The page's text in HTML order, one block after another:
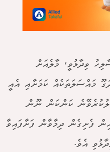
ވިދާޅުވީ، މާލެއަށް
މައްސަލަތަކެއް ކަމަށާއި އެއީ
ކަންކަން ނޫން
މެދުތެރެއިން ފެށިގެން ދިމާވާން ފަށާފައިވާ
އެވެ.